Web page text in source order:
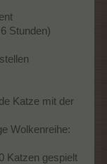
Stunden)
Katze mit der
Wolkenreihe:​
Katzen gespielt